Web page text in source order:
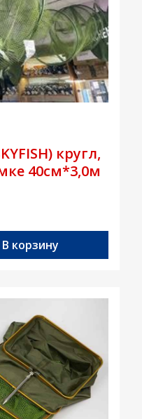
кругл,
40см*3,0м
В корзину